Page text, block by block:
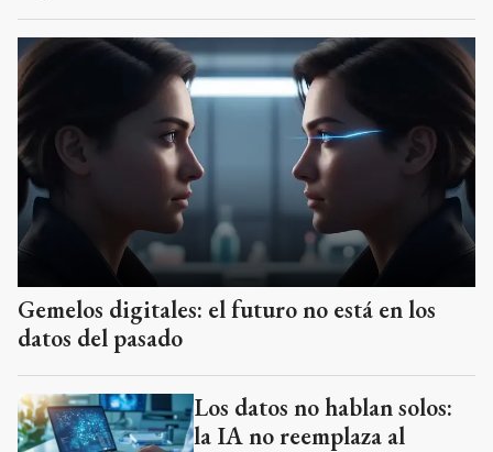
Gemelos digitales: el futuro no está en los
datos del pasado
Los datos no hablan solos:
la IA no reemplaza al